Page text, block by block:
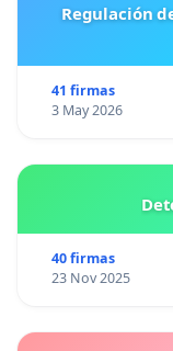
Regulación
41 firmas
3 May 2026
40 firmas
23 Nov 2025